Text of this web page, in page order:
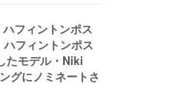
フィントンポス
フィントンポス
たモデル・Niki
グにノミネートさ